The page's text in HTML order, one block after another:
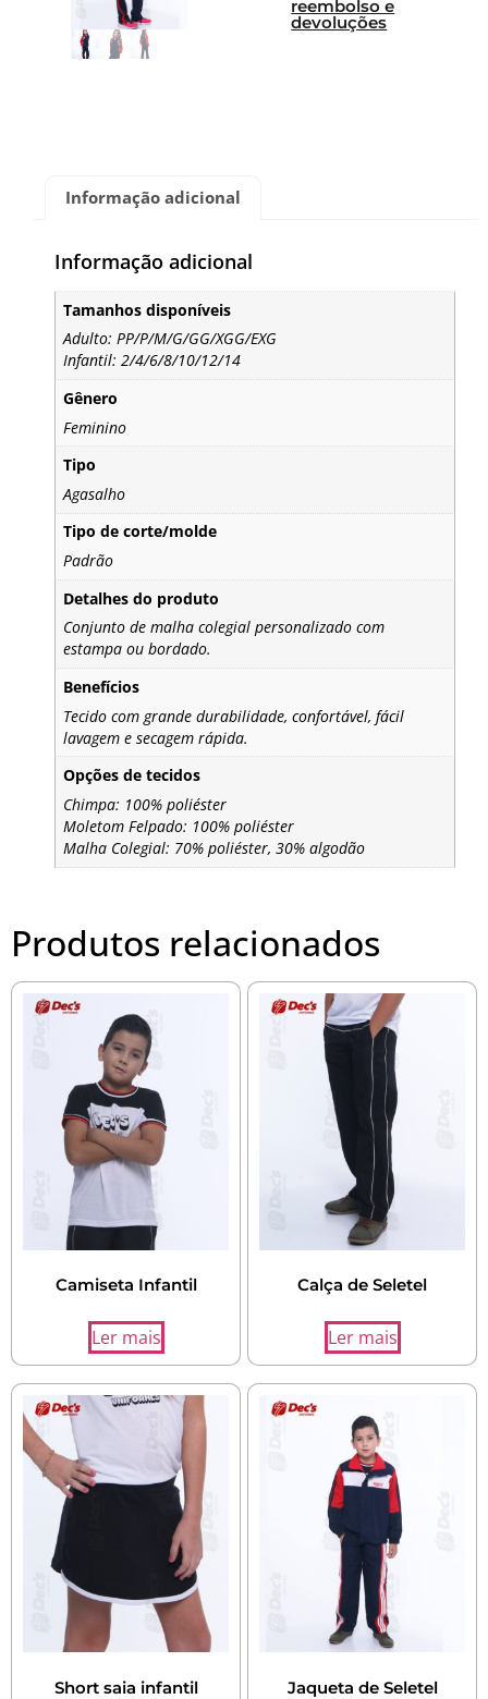
reembolso e
devoluções
Informação adicional
Informação adicional
Tamanhos disponíveis
Adulto: PP/P/M/G/GG/XGG/EXG
Infantil: 2/4/6/8/10/12/14
Gênero
Feminino
Tipo
Agasalho
Tipo de corte/molde
Padrão
Detalhes do produto
Conjunto de malha colegial personalizado com
estampa ou bordado.
Benefícios
Tecido com grande durabilidade, confortável, fácil
lavagem e secagem rápida.
Opções de tecidos
Chimpa: 100% poliéster
Moletom Felpado: 100% poliéster
Malha Colegial: 70% poliéster, 30% algodão
Produtos relacionados
Camiseta Infantil
Ler mais
Calça de Seletel
Ler mais
Short saia infantil Jaqueta de Seletel